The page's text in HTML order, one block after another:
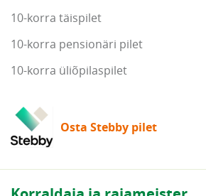
10-korra täispilet
10-korra pensionäri pilet
10-korra üliõpilaspilet
Osta Stebby pilet